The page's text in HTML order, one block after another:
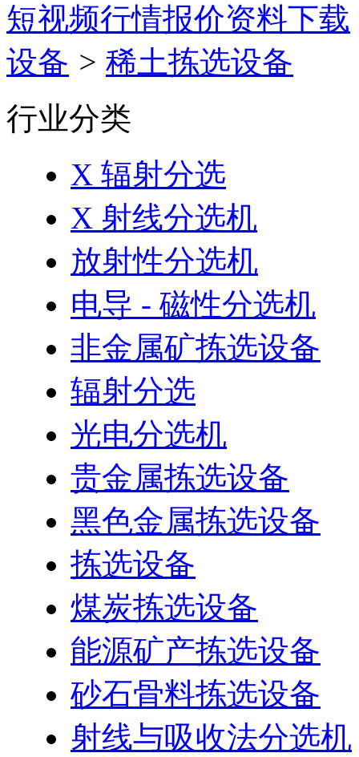
短视频行情报价资料下载
设备 > 稀土拣选设备
行业分类
X 辐射分选
X 射线分选机
放射性分选机
电导 - 磁性分选机
非金属矿拣选设备
辐射分选
光电分选机
贵金属拣选设备
黑色金属拣选设备
拣选设备
煤炭拣选设备
能源矿产拣选设备
砂石骨料拣选设备
射线与吸收法分选机